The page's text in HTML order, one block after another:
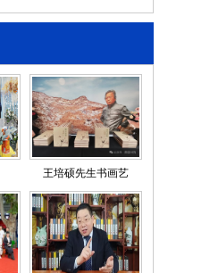
王培硕先生书画艺